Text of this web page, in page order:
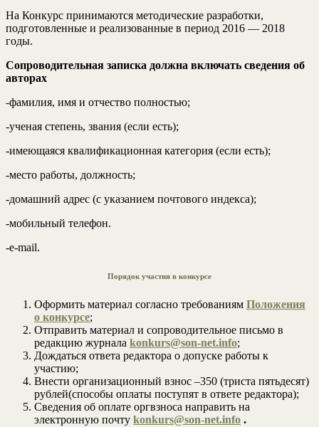
На Конкурс принимаются методические разработки,
подготовленные и реализованные в период 2016 — 2018
годы.
Сопроводительная записка должна включать сведения об
авторах
-фамилия, имя и отчество полностью;
-ученая степень, звания (если есть);
-имеющаяся квалификационная категория (если есть);
-место работы, должность;
-домашний адрес (с указанием почтового индекса);
-мобильный телефон.
-е-mail.
Порядок участия в конкурсе
Оформить материал согласно требованиям Положения
о конкурсе;
Отправить материал и сопроводительное письмо в
редакцию журнала konkurs@son-net.info;
Дождаться ответа редактора о допуске работы к
участию;
Внести организационный взнос –350 (триста пятьдесят)
рублей(способы оплаты поступят в ответе редактора);
Сведения об оплате оргвзноса направить на
электронную почту konkurs@son-net.info .